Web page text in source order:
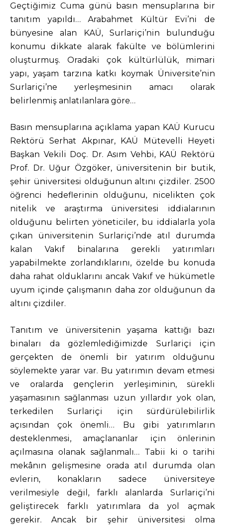
Geçtiğimiz Cuma günü basın mensuplarına bir
tanıtım yapıldı… Arabahmet Kültür Evi’ni de
bünyesine alan KAÜ, Surlariçi’nin bulunduğu
konumu dikkate alarak fakülte ve bölümlerini
oluşturmuş. Oradaki çok kültürlülük, mimari
yapı, yaşam tarzına katkı koymak Üniversite’nin
Surlariçi’ne yerleşmesinin amacı olarak
belirlenmiş anlatılanlara göre…
Basın mensuplarına açıklama yapan KAÜ Kurucu
Rektörü Serhat Akpınar, KAÜ Mütevelli Heyeti
Başkan Vekili Doç. Dr. Asım Vehbi, KAÜ Rektörü
Prof. Dr. Uğur Özgöker, üniversitenin bir butik,
şehir üniversitesi olduğunun altını çizdiler. 2500
öğrenci hedeflerinin olduğunu, nicelikten çok
nitelik ve araştırma üniversitesi iddialarının
olduğunu belirten yöneticiler, bu iddialarla yola
çıkan üniversitenin Surlariçi’nde atıl durumda
kalan Vakıf binalarına gerekli yatırımları
yapabilmekte zorlandıklarını, özelde bu konuda
daha rahat olduklarını ancak Vakıf ve hükümetle
uyum içinde çalışmanın daha zor olduğunun da
altını çizdiler.
Tanıtım ve üniversitenin yaşama kattığı bazı
binaları da gözlemlediğimizde Surlariçi için
gerçekten de önemli bir yatırım olduğunu
söylemekte yarar var. Bu yatırımın devam etmesi
ve oralarda gençlerin yerleşiminin, sürekli
yaşamasının sağlanması uzun yıllardır yok olan,
terkedilen Surlariçi için sürdürülebilirlik
açısından çok önemli… Bu gibi yatırımların
desteklenmesi, amaçlananlar için önlerinin
açılmasına olanak sağlanmalı… Tabii ki o tarihi
mekânın gelişmesine orada atıl durumda olan
evlerin, konakların sadece üniversiteye
verilmesiyle değil, farklı alanlarda Surlariçi’ni
geliştirecek farklı yatırımlara da yol açmak
gerekir. Ancak bir şehir üniversitesi olma